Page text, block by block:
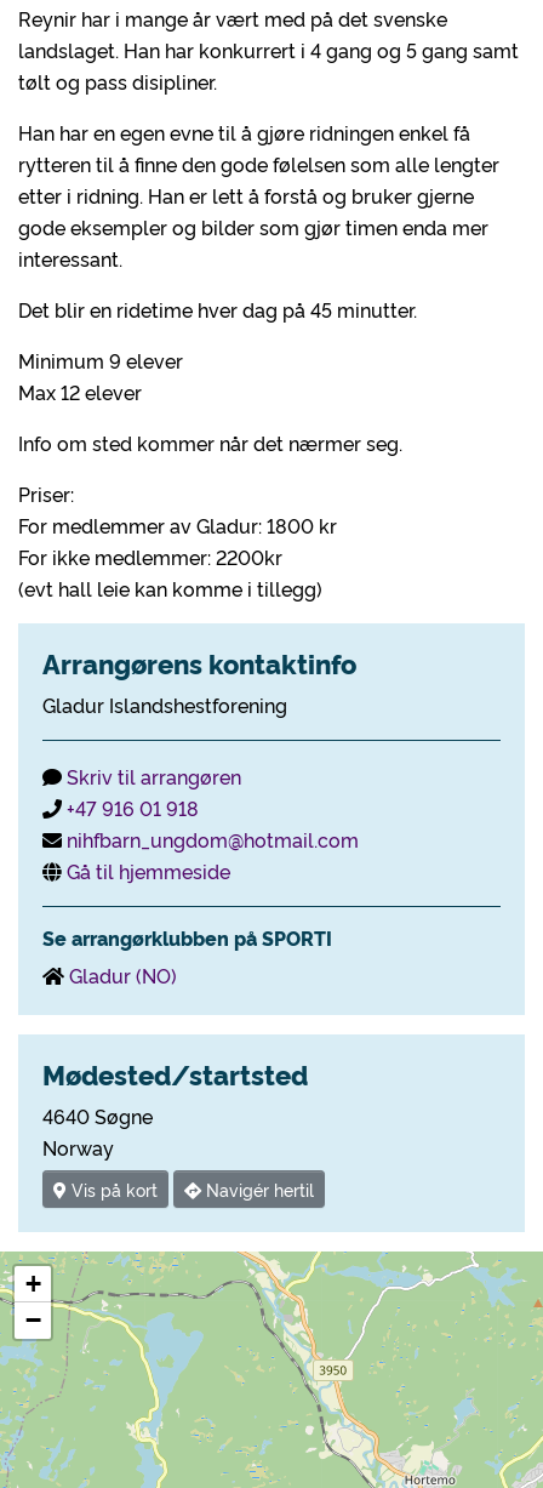
Reynir har i mange år vært med på det svenske
landslaget. Han har konkurrert i 4 gang og 5 gang samt
tølt og pass disipliner.
Han har en egen evne til å gjøre ridningen enkel få
rytteren til å finne den gode følelsen som alle lengter
etter i ridning. Han er lett å forstå og bruker gjerne
gode eksempler og bilder som gjør timen enda mer
interessant.
Det blir en ridetime hver dag på 45 minutter.
Minimum 9 elever
Max 12 elever
Info om sted kommer når det nærmer seg.
Priser:
For medlemmer av Gladur: 1800 kr
For ikke medlemmer: 2200kr
(evt hall leie kan komme i tillegg)
Arrangørens kontaktinfo
Gladur Islandshestforening
Skriv til arrangøren
+47 916 01 918
nihfbarn_ungdom@hotmail.com
Gå til hjemmeside
Se arrangørklubben på SPORTI
Gladur (NO)
Mødested/startsted
4640 Søgne
Norway
Vis på kort Navigér hertil
+
−